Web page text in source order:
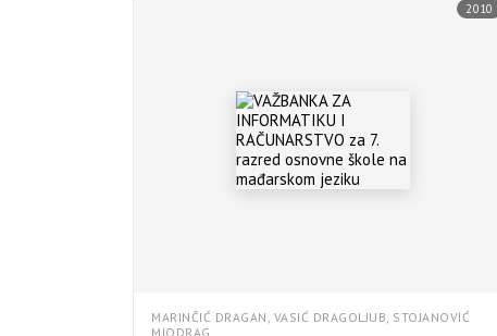
2010
MARINČIĆ DRAGAN, VASIĆ DRAGOLJUB, STOJANOVIĆ
MIODRAG